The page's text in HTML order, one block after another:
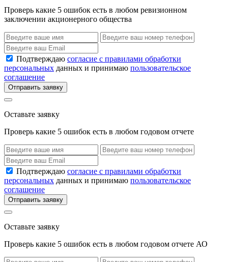
Проверь какие 5 ошибок есть в любом ревизионном
заключении акционерного общества
Подтверждаю согласие с правилами обработки
персональных данных и принимаю пользовательское
соглашение
Отправить заявку
Оставьте заявку
Проверь какие 5 ошибок есть в любом годовом отчете
Подтверждаю согласие с правилами обработки
персональных данных и принимаю пользовательское
соглашение
Отправить заявку
Оставьте заявку
Проверь какие 5 ошибок есть в любом годовом отчете АО